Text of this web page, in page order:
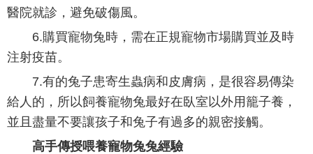
醫院就診，避免破傷風。
6.購買寵物兔時，需在正規寵物市場購買並及時
注射疫苗。
7.有的兔子患寄生蟲病和皮膚病，是很容易傳染
給人的，所以飼養寵物兔最好在臥室以外用籠子養，
並且盡量不要讓孩子和兔子有過多的親密接觸。
高手傳授喂養寵物兔兔經驗